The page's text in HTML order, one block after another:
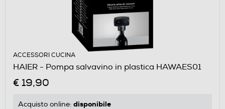
ACCESSORI CUCINA
HAIER - Pompa salvavino in plastica HAWAES01
€ 19,90
Acquisto online: disponibile